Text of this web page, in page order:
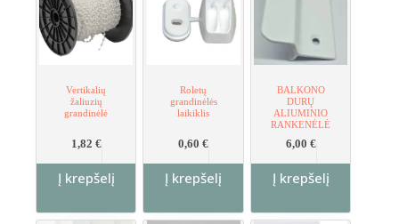
Vertikalių
žaliuzių
grandinėlė
1,82 €
Į krepšelį
Roletų
grandinėlės
laikiklis
0,60€
Į krepšelį
BALKONO
DURŲ
ALIUMINIO
RANKENĖLĖ
6,00 €
Į krepšelį